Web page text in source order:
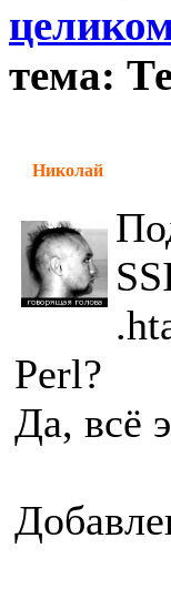
тема:
Николай
Perl?
Да, всё